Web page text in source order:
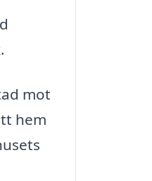
mot
hem